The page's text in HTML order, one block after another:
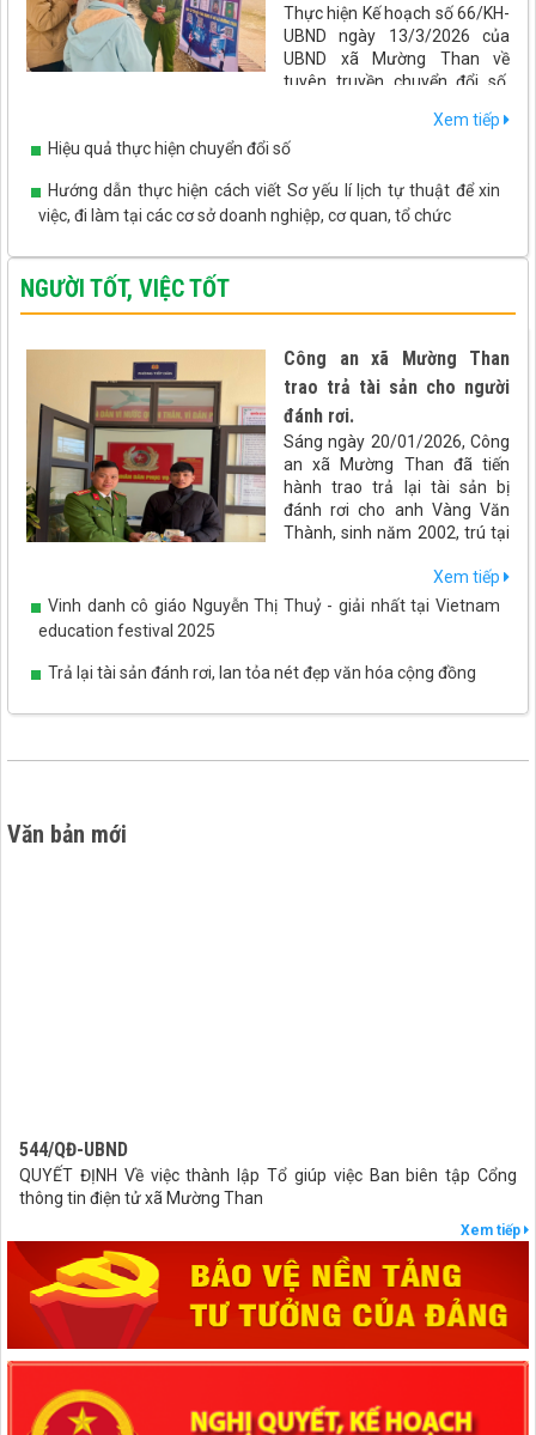
Thực hiện Kế hoạch số 66/KH-
UBND ngày 13/3/2026 của
UBND xã Mường Than về
tuyên truyền chuyển đổi số,
ứng dụng VNeID gắn với cuộc bầu cử Đại biểu Quốc hội khóa XVI
và Đại biểu HĐND các cấp nhiệm kỳ 2026 - 2031, xã Mường Than
chuyển đổi số đến gần hơn với người dân.
Xem tiếp
Hiệu quả thực hiện chuyển đổi số
Hướng dẫn thực hiện cách viết Sơ yếu lí lịch tự thuật để xin
việc, đi làm tại các cơ sở doanh nghiệp, cơ quan, tổ chức
NGƯỜI TỐT, VIỆC TỐT
Công an xã Mường Than
trao trả tài sản cho người
đánh rơi.
Sáng ngày 20/01/2026, Công
an xã Mường Than đã tiến
hành trao trả lại tài sản bị
đánh rơi cho anh Vàng Văn
Thành, sinh năm 2002, trú tại
Xem tiếp
Vinh danh cô giáo Nguyễn Thị Thuỷ - giải nhất tại Vietnam
education festival 2025
Trả lại tài sản đánh rơi, lan tỏa nét đẹp văn hóa cộng đồng
Văn bản mới
QUYẾT ĐỊNH Về việc thành lập Tổ giúp việc Ban biên tập Cổng
thông tin điện tử xã Mường Than
lượt xem: 39 | lượt tải:20
407/QĐ-UBND
QUYẾT ĐỊNH Kiện toàn Ban biên tập Cổng thông tin điện tử xã
Mường Than
lượt xem: 44 | lượt tải:27
27/NQ-HĐND
Nghị quyết Thông qua chủ trương sắp xếp đơn vị hành chính cấp xã
của tỉnh Lai Châu năm 2025
Xem tiếp